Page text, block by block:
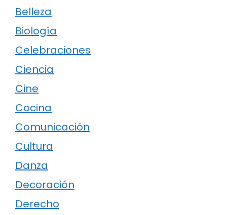
Belleza
Biología
Celebraciones
Ciencia
Cine
Cocina
Comunicación
Cultura
Danza
Decoración
Derecho